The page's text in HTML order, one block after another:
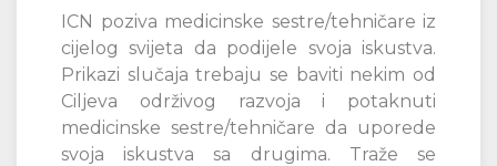
ICN poziva medicinske sestre/tehničare iz
cijelog svijeta da podijele svoja iskustva.
Prikazi slučaja trebaju se baviti nekim od
Ciljeva održivog razvoja i potaknuti
medicinske sestre/tehničare da uporede
svoja iskustva sa drugima. Traže se